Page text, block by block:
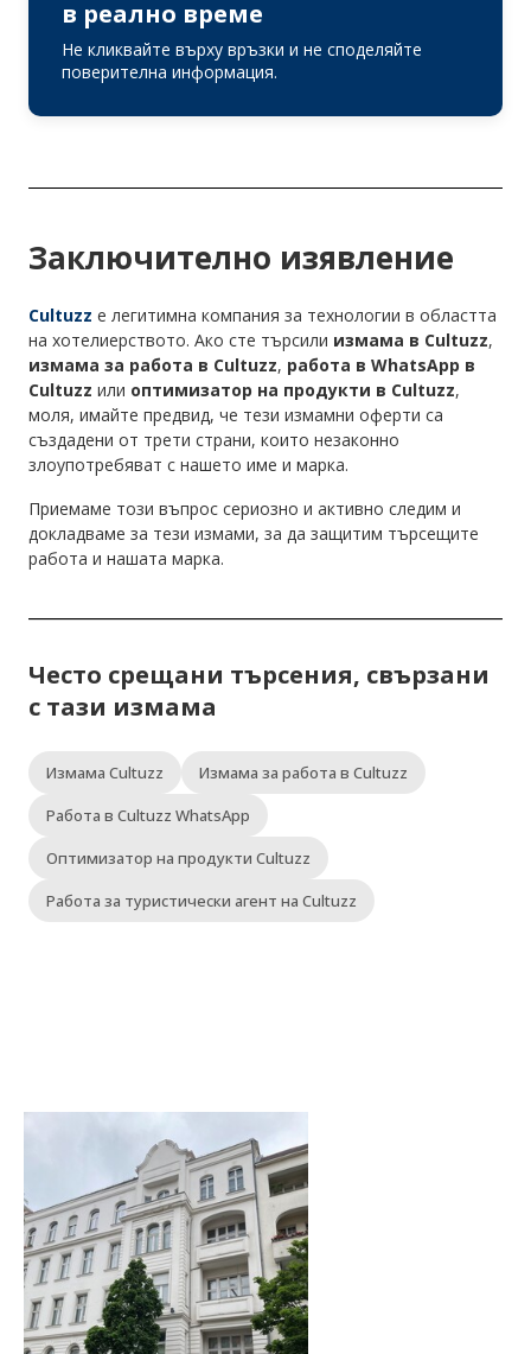
в реално време
Не кликвайте върху връзки и не споделяйте
поверителна информация.
Заключително изявление
Cultuzz е легитимна компания за технологии в областта
на хотелиерството. Ако сте търсили измама в Cultuzz,
измама за работа в Cultuzz, работа в WhatsApp в
Cultuzz или оптимизатор на продукти в Cultuzz,
моля, имайте предвид, че тези измамни оферти са
създадени от трети страни, които незаконно
злоупотребяват с нашето име и марка.
Приемаме този въпрос сериозно и активно следим и
докладваме за тези измами, за да защитим търсещите
работа и нашата марка.
Често срещани търсения, свързани
с тази измама
Измама Cultuzz
Измама за работа в Cultuzz
Работа в Cultuzz WhatsApp
Оптимизатор на продукти Cultuzz
Работа за туристически агент на Cultuzz